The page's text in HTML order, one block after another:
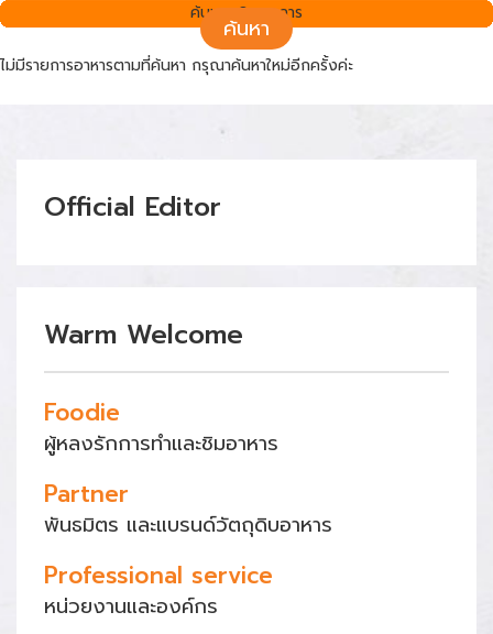
ค้นหา
ไม่มีรายการอาหารตามที่ค้นหา กรุณาค้นหาใหม่อีกครั้งค่ะ
ค้นพบ 0 รายการ
Official Editor
Warm Welcome
Foodie
ผู้หลงรักการทำและชิมอาหาร
Partner
พันธมิตร และแบรนด์วัตถุดิบอาหาร
Professional service
หน่วยงานและองค์กร